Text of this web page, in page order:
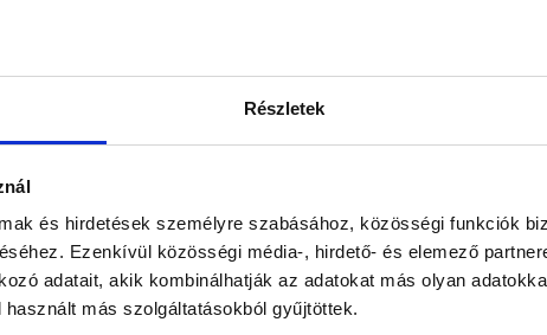
Részletek
és hirdetések személyre szabásához, közösségi funkciók
Ezenkívül közösségi média-, hirdető- és elemező
adatait, akik kombinálhatják az adatokat más olyan
más szolgáltatásokból gyűjtöttek.
Rendelésre
025 Ft/ vödör
Ft / l
Megnézem
Gyártói készleten
18 955 Ft/ db
Megnézem